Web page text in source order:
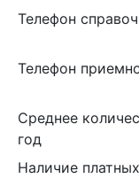
Телефон
Телефон
Среднее
год
Наличие